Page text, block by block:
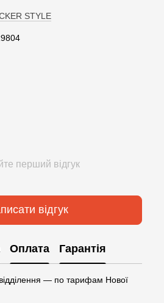
STYLE
перший відгук
відгук
Оплата Гарантія
— по тарифам Нової